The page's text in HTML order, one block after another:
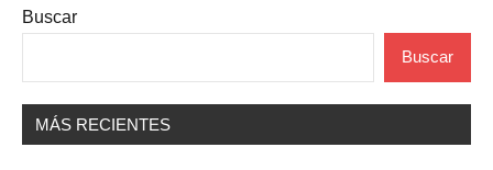
Buscar
Buscar
MÁS RECIENTES